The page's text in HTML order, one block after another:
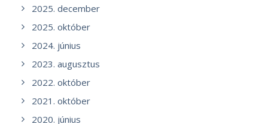
2025. december
2025. október
2024. június
2023. augusztus
2022. október
2021. október
2020. június